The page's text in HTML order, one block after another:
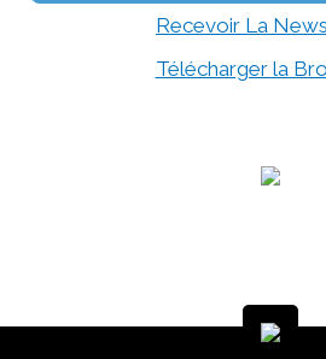
Recevoir La
Télécharger la